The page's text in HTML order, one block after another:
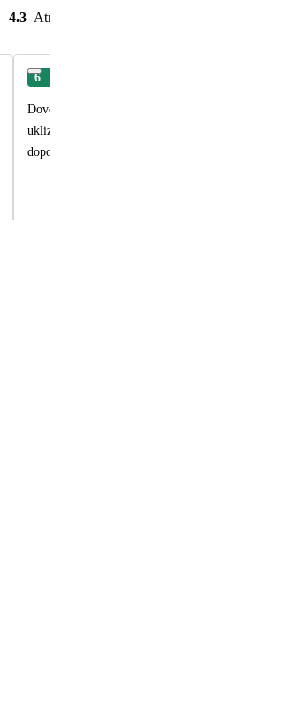
4.3 Atrakce v okolí
6
Dovolená se nám moc líbila,se vším jsme byli
uklizený.Co se týče jídla bylo pestré a velmi
doporučit.